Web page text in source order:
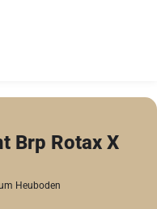
Brp Rotax X
Heuboden